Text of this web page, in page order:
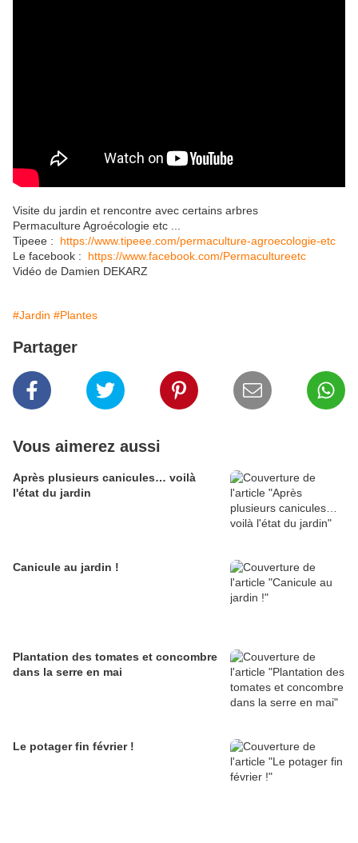
Visite du jardin et rencontre avec certains arbres
Permaculture Agroécologie etc ...
Tipeee : https://www.tipeee.com/permaculture-agroecologie-etc
Le facebook : https://www.facebook.com/Permacultureetc
Vidéo de Damien DEKARZ
#Jardin #Plantes
Partager
Vous aimerez aussi
Après plusieurs canicules… voilà
l'état du jardin
Canicule au jardin !
Plantation des tomates et concombre
dans la serre en mai
Le potager fin février !